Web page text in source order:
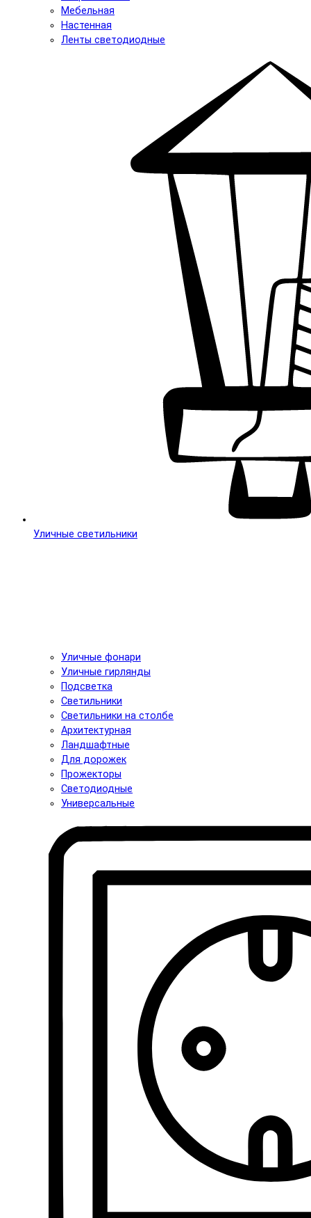
Мебельная
Настенная
Ленты светодиодные
Уличные светильники
Уличные фонари
Уличные гирлянды
Подсветка
Светильники
Светильники на столбе
Архитектурная
Ландшафтные
Для дорожек
Прожекторы
Светодиодные
Универсальные